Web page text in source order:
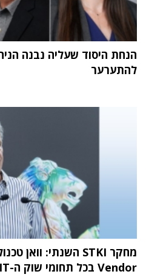
הנחת היסוד שעליה נבנה
להתערער
Vendor בכל תחומי שוק ה-IT